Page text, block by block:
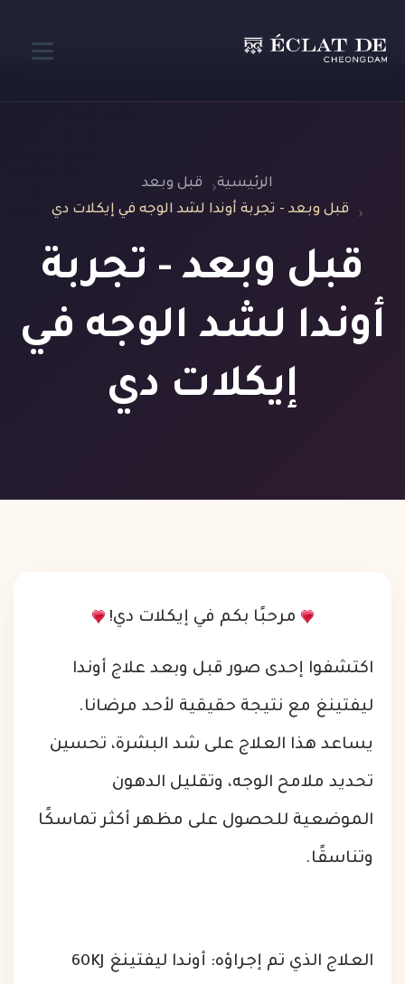
الرئيسية
قبل وبعد
قبل وبعد - تجربة أوندا لشد الوجه في إيكلات دي
قبل وبعد - تجربة
أوندا لشد الوجه في
إيكلات دي
مرحبًا بكم في إيكلات دي!
اكتشفوا إحدى صور قبل وبعد علاج أوندا
ليفتينغ مع نتيجة حقيقية لأحد مرضانا.
يساعد هذا العلاج على شد البشرة، تحسين
تحديد ملامح الوجه، وتقليل الدهون
الموضعية للحصول على مظهر أكثر تماسكًا
وتناسقًا.
العلاج الذي تم إجراؤه: أوندا ليفتينغ 60KJ